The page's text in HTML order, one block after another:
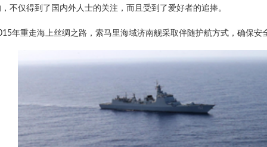
不仅得到了国内外人士的关注，而且受到了爱好者的追捧。
年重走海上丝绸之路，索马里海域济南舰采取伴随护航方式，确保